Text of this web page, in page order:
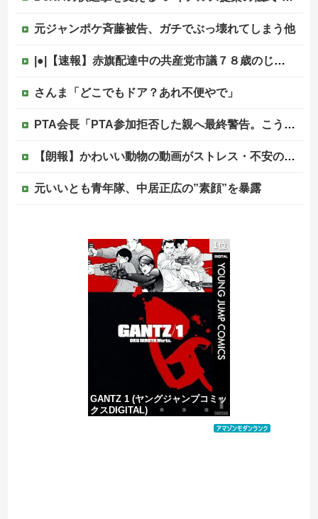
元ジャンポケ斉藤被告、ガチでぶっ壊れてしまう他
|●|【速報】赤旗配達中の共産党市議７８歳のじいさん、左に寄りすぎたか車で民家当て逃げ
さんま「どこでもドア？あれ不便やで」
PTA会長「PTA参加拒否した親へ最終警告。こうなってもいい？」
【朗報】かわいい動物の動画がストレス・不安の軽減になる可能性。英大学の研究で実証
元いいとも青年隊、中居正広の”素顔”を暴露
韓国人「英メディアや海外各社も一斉に韓国サッカー協会を巡る過去の不祥事を報道！」→「国際的な信用失墜の危機‥」
【赤っ恥】「航空機事故で『搭乗者に日本人は居ない』という発表は嫌い。人間として同じ価値だと思う」→ツッコミ殺到も「自分が気に入らないと思った」と...
この中国人親子やばすぎる。日本で窃盗
1位
GANTZ 1 (ヤングジャンプコミッ
クスDIGITAL)
価格：¥100